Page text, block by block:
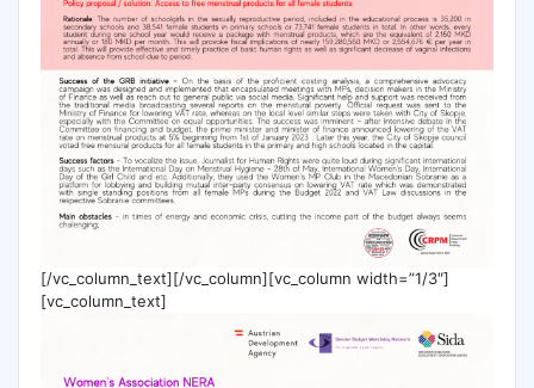
[/vc_column_text][/vc_column][vc_column width=”1/3″]
[vc_column_text]